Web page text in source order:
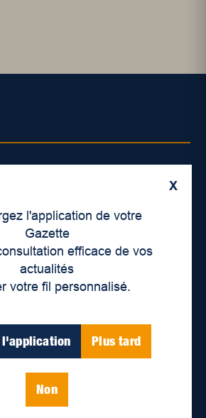
X
l'application de votre
Gazette
efficace de vos
actualités
votre fil personnalisé.
Plus tard
Non